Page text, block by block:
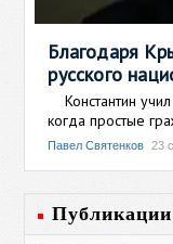
Благодаря
русского
Константин
когда простые
Павел Святенков 23
Публикации